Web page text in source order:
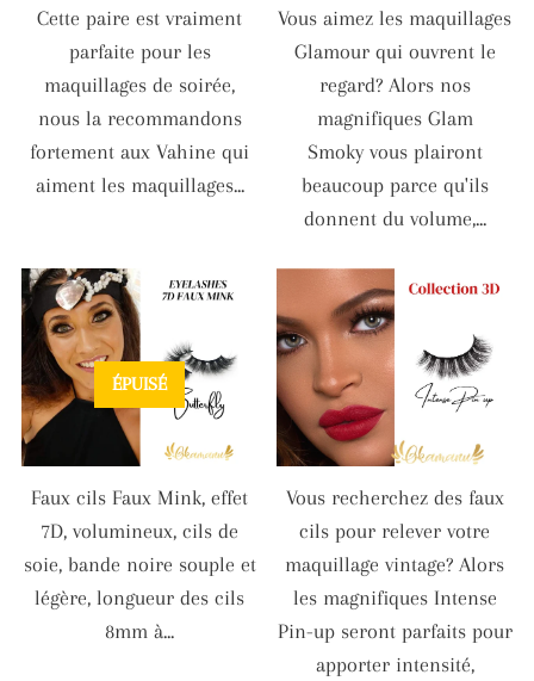
Cette paire est vraiment
parfaite pour les
maquillages de soirée,
nous la recommandons
fortement aux Vahine qui
aiment les maquillages...
Vous aimez les maquillages
Glamour qui ouvrent le
regard? Alors nos
magnifiques Glam
Smoky vous plairont
beaucoup parce qu'ils
donnent du volume,...
ÉPUISÉ
Faux cils Faux Mink, effet
7D, volumineux, cils de
soie, bande noire souple et
légère, longueur des cils
8mm à...
Vous recherchez des faux
cils pour relever votre
maquillage vintage? Alors
les magnifiques Intense
Pin-up seront parfaits pour
apporter intensité,